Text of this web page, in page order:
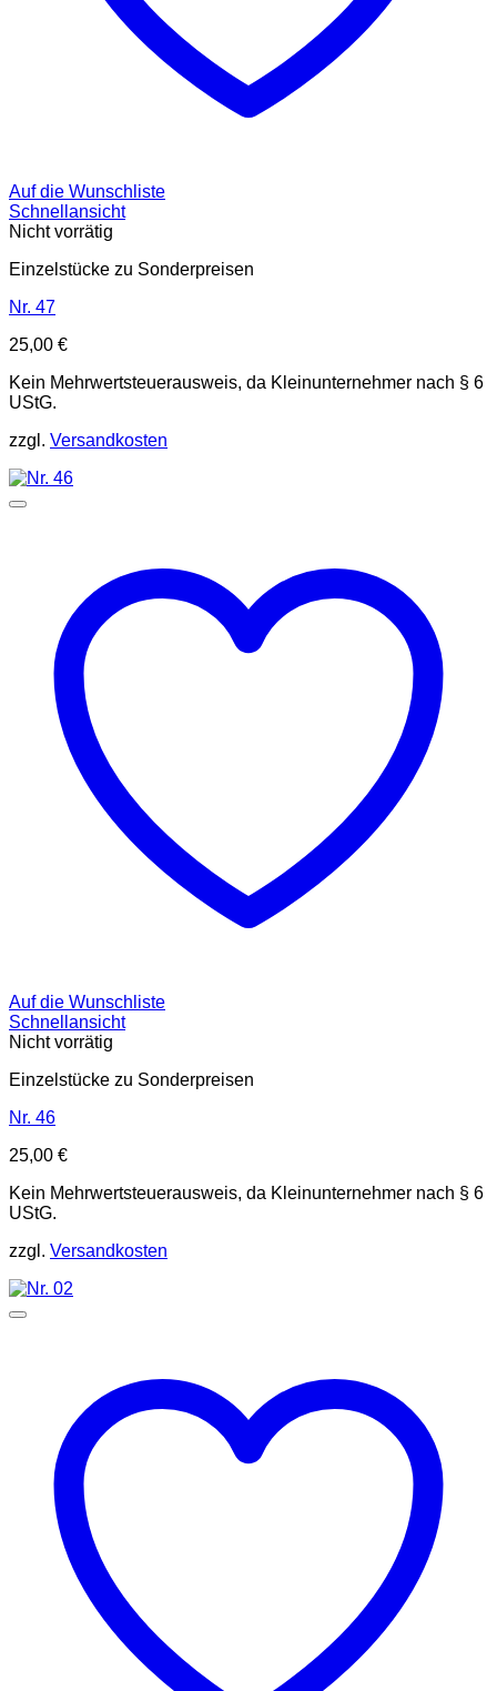
Auf die Wunschliste
Schnellansicht
Nicht vorrätig
Einzelstücke zu Sonderpreisen
Nr. 47
25,00 €
Kein Mehrwertsteuerausweis, da Kleinunternehmer nach § 6
UStG.
zzgl. Versandkosten
Auf die Wunschliste
Schnellansicht
Nicht vorrätig
Einzelstücke zu Sonderpreisen
Nr. 46
25,00 €
Kein Mehrwertsteuerausweis, da Kleinunternehmer nach § 6
UStG.
zzgl. Versandkosten